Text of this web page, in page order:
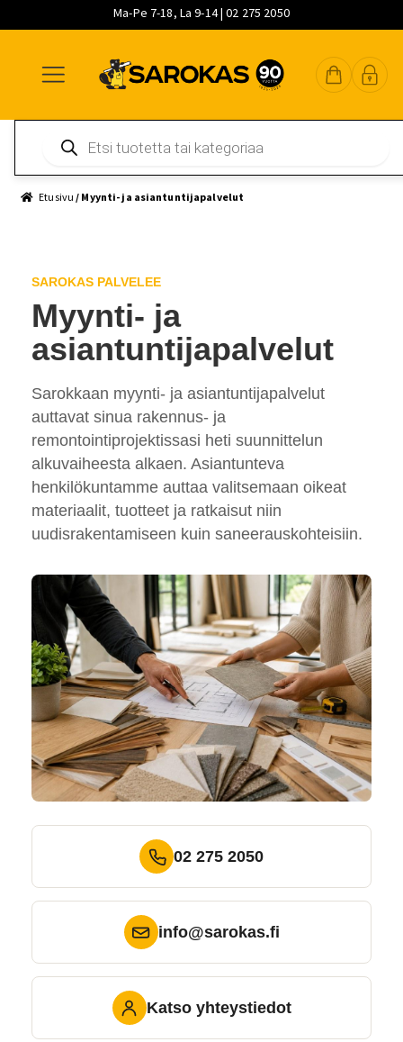
Ma-Pe 7-18, La 9-14 | 02 275 2050
navigointiin
sisältöön
pääsisältöön
search
Etusivu / Myynti- ja asiantuntijapalvelut
SAROKAS PALVELEE
Myynti- ja
asiantuntijapalvelut
Sarokkaan myynti- ja asiantuntijapalvelut
auttavat sinua rakennus- ja
remontointiprojektissasi heti suunnittelun
alkuvaiheesta alkaen. Asiantunteva
henkilökuntamme auttaa valitsemaan oikeat
materiaalit, tuotteet ja ratkaisut niin
uudisrakentamiseen kuin saneerauskohteisiin.
02 275 2050
info@sarokas.fi
Katso yhteystiedot